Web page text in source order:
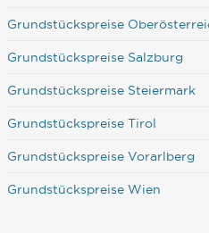
Grundstückspreise
Grundstückspreise Salzburg
Grundstückspreise Steiermark
Grundstückspreise Tirol
Grundstückspreise Vorarlberg
Grundstückspreise Wien